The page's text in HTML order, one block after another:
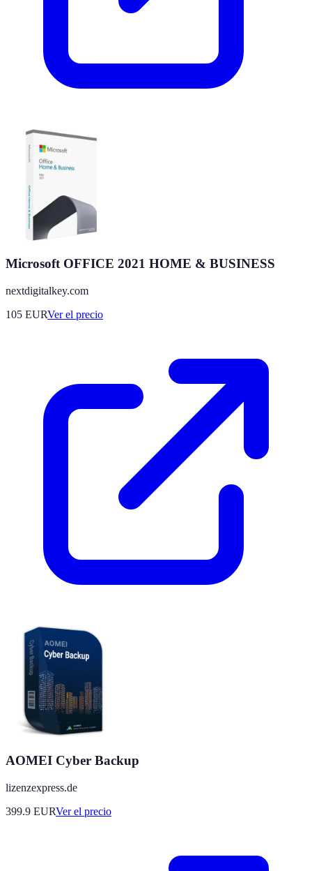
Microsoft OFFICE 2021 HOME & BUSINESS
nextdigitalkey.com
105 EURVer el precio
AOMEI Cyber Backup
lizenzexpress.de
399.9 EURVer el precio